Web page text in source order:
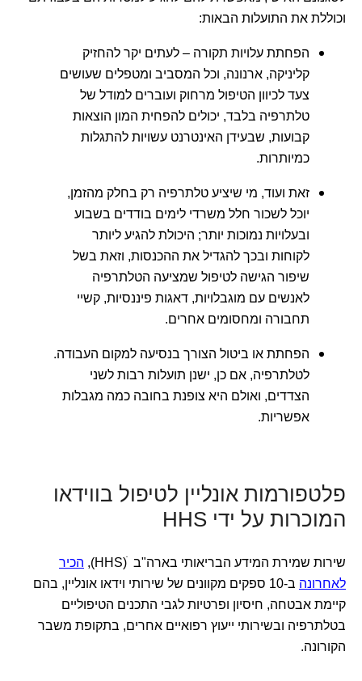
וכוללת את התועלות הבאות:
הפחתת עלויות תקורה – לעתים יקר להחזיק
קליניקה, ארנונה, וכל המסביב ומטפלים שעושים
צעד לכיוון הטיפול מרחוק ועוברים למודל של
טלתרפיה בלבד, יכולים להפחית המון הוצאות
קבועות, שבעידן האינטרנט עשויות להתגלות
כמיותרות.
זאת ועוד, מי שיציע טלתרפיה רק בחלק מהזמן,
יוכל לשכור חלל משרדי לימים בודדים בשבוע
ובעלויות נמוכות יותר; היכולת להגיע ליותר
לקוחות ובכך להגדיל את ההכנסות, וזאת בשל
שיפור הגישה לטיפול שמציעה הטלתרפיה
לאנשים עם מוגבלויות, דאגות פיננסיות, קשיי
תחבורה ומחסומים אחרים.
הפחתת או ביטול הצורך בנסיעה למקום העבודה.
לטלתרפיה, אם כן, ישנן תועלות רבות לשני
הצדדים, ואולם היא צופנת בחובה כמה מגבלות
אפשריות.
פלטפורמות אונליין לטיפול בווידאו
המוכרות על ידי HHS
שירות שמירת המידע הבריאותי בארה"ב ׁ(HHS),
הכיר
לאחרונה
ב-10 ספקים מקוונים של שירותי וידאו אונליין, בהם
קיימת אבטחה, חיסיון ופרטיות לגבי התכנים הטיפוליים
בטלתרפיה ובשירותי ייעוץ רפואיים אחרים, בתקופת משבר
הקורונה.